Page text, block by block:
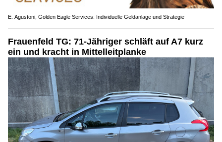
E. Agustoni, Golden Eagle Services: Individuelle Geldanlage und Strategie
Frauenfeld TG: 71-Jähriger schläft auf A7 kurz
ein und kracht in Mittelleitplanke